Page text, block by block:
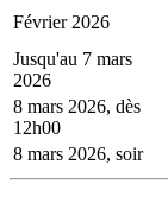
Février 2026
Jusqu'au 7 mars
2026
8 mars 2026, dès
12h00
8 mars 2026, soir